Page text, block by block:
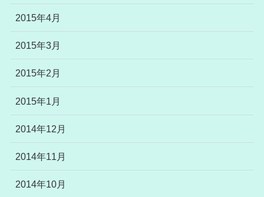
2015年4月
2015年3月
2015年2月
2015年1月
2014年12月
2014年11月
2014年10月